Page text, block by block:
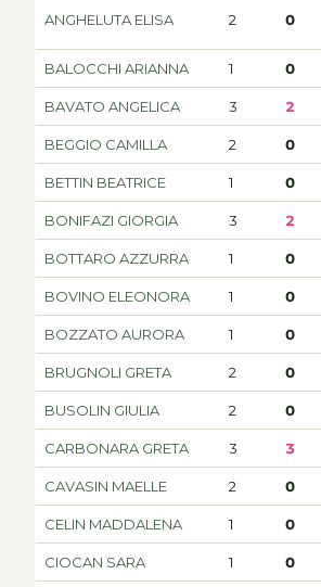
ANGHELUTA ELISA 2 0
BALOCCHI ARIANNA 1 0
BAVATO ANGELICA 3 2
BEGGIO CAMILLA 2 0
BETTIN BEATRICE 1 0
BONIFAZI GIORGIA 3 2
BOTTARO AZZURRA 1 0
BOVINO ELEONORA 1 0
BOZZATO AURORA 1 0
BRUGNOLI GRETA 2 0
BUSOLIN GIULIA 2 0
CARBONARA GRETA 3 3
CAVASIN MAELLE 2 0
CELIN MADDALENA 1 0
CIOCAN SARA 1 0